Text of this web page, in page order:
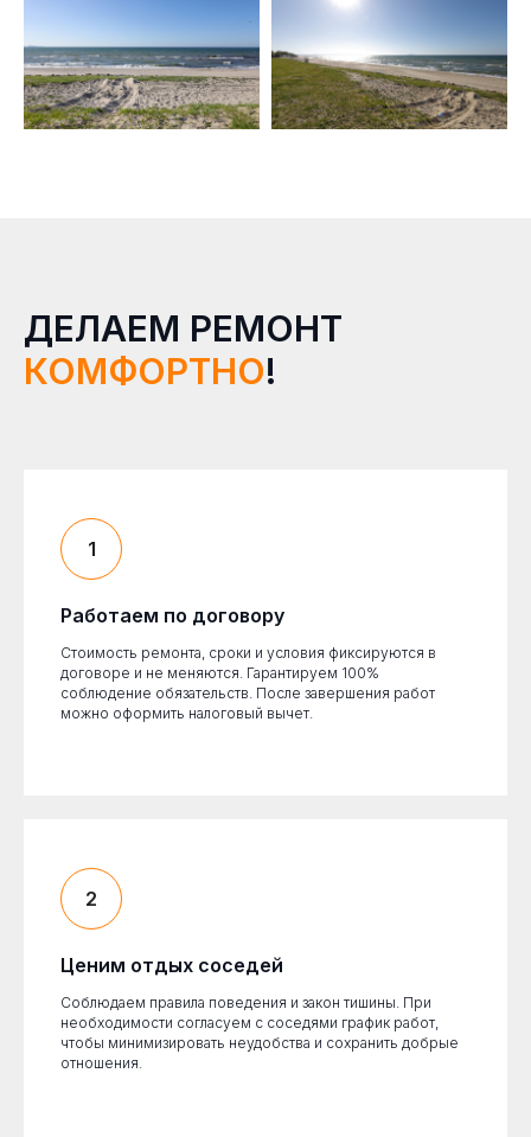
ДЕЛАЕМ РЕМОНТ
КОМФОРТНО!
Работаем по договору
Стоимость ремонта, сроки и условия фиксируются в
договоре и не меняются. Гарантируем 100%
соблюдение обязательств. После завершения работ
можно оформить налоговый вычет.
Ценим отдых соседей
Соблюдаем правила поведения и закон тишины. При
необходимости согласуем с соседями график работ,
чтобы минимизировать неудобства и сохранить добрые
отношения.